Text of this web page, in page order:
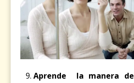
Aprende la manera